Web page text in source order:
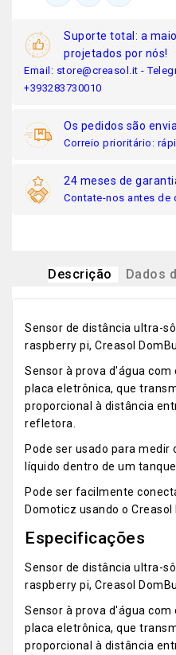
Suporte total: a
projetados por nós!
Email: store@creasol.it -
+393283730010
Os pedidos são
Correio prioritário:
24 meses de
Contate-nos antes de
Descrição Dados
Sensor de distância ultra-
raspberry pi, Creasol
Sensor à prova d'água
placa eletrônica, que
proporcional à distância
refletora.
Pode ser usado para medir
líquido dentro de um
Pode ser facilmente
Domoticz usando o
Especificações
Sensor de distância ultra-
raspberry pi, Creasol
Sensor à prova d'água
placa eletrônica, que
proporcional à distância